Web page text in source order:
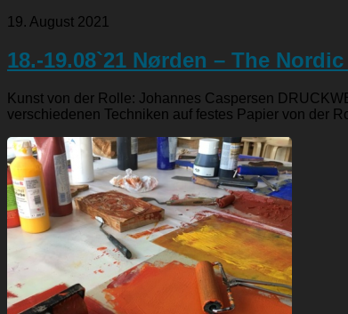
19. August 2021
18.-19.08`21 Nørden – The
Kunst von der Rolle: Johannes Caspersen
verschiedenen Techniken auf festes Papier von der